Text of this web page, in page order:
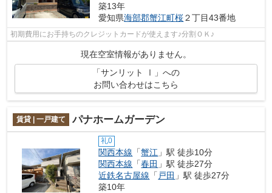
築13年
愛知県海部郡蟹江町桜２丁目43番地
初期費用にお手持ちのクレジットカードが使えます♪分割ＯＫ♪
現在空室情報がありません。
「サンリット Ⅰ」への
お問い合わせはこちら
賃貸 | 一戸建て パナホームガーデン
礼0
関西本線 「蟹江 」駅 徒歩10分
関西本線 「春田 」駅 徒歩27分
近鉄名古屋線 「 戸田 」駅 徒歩27分
築10年